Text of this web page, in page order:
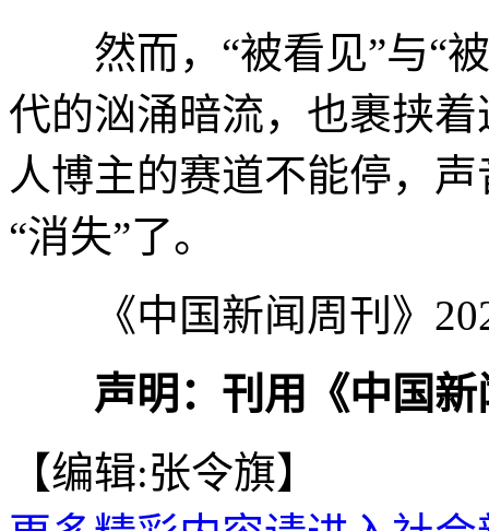
然而，“被看见”与“被
代的汹涌暗流，也裹挟
人博主的赛道不能停，
“消失”了。
《中国新闻周刊》
声明：刊用《中国新
【编辑:张令旗】